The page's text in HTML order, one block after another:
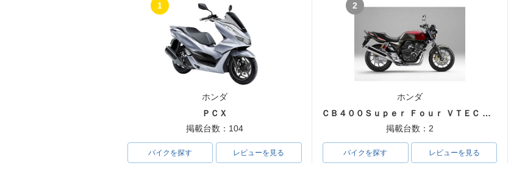
1
ホンダ
ＰＣＸ
掲載台数：104
バイクを探す レビューを見る
2
ホンダ
ＣＢ４００Ｓｕｐｅｒ Ｆｏｕｒ ＶＴＥＣ ＳＰＥＣ３
掲載台数：2
バイクを探す レビューを見る